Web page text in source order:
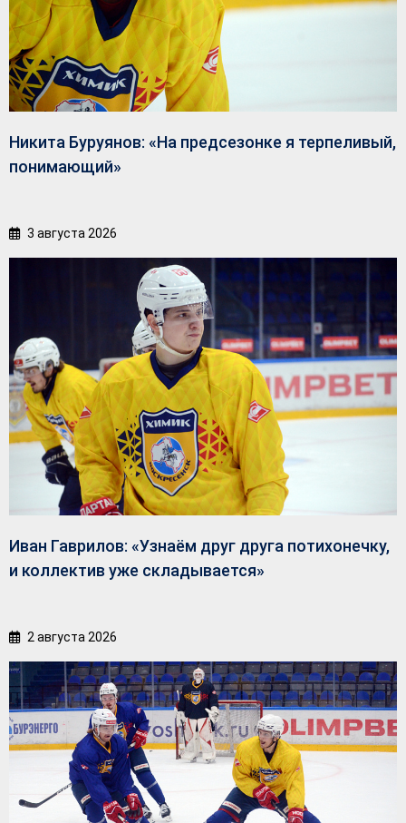
Никита Буруянов: «На предсезонке я терпеливый,
понимающий»
3 августа 2026
Иван Гаврилов: «Узнаём друг друга потихонечку,
и коллектив уже складывается»
2 августа 2026